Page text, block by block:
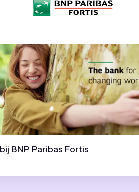
bij BNP Paribas Fortis